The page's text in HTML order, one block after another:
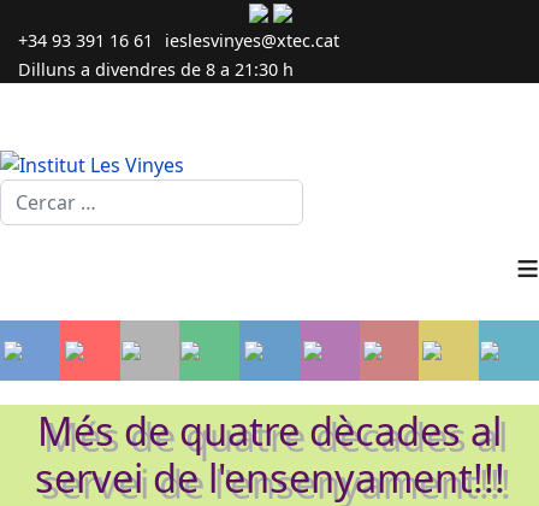
+34 93 391 16 61
ieslesvinyes@xtec.cat
Dilluns a divendres de 8 a 21:30 h
Cercar...
≡
Més de quatre dècades al
servei de l'ensenyament!!!